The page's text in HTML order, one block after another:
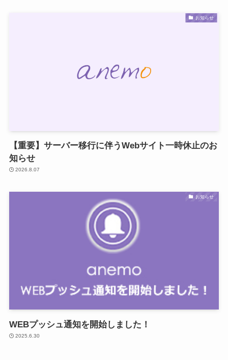
お知らせ
【重要】サーバー移行に伴うWebサイト一時休止のお
知らせ
2026.8.07
お知らせ
WEBプッシュ通知を開始しました！
2025.6.30